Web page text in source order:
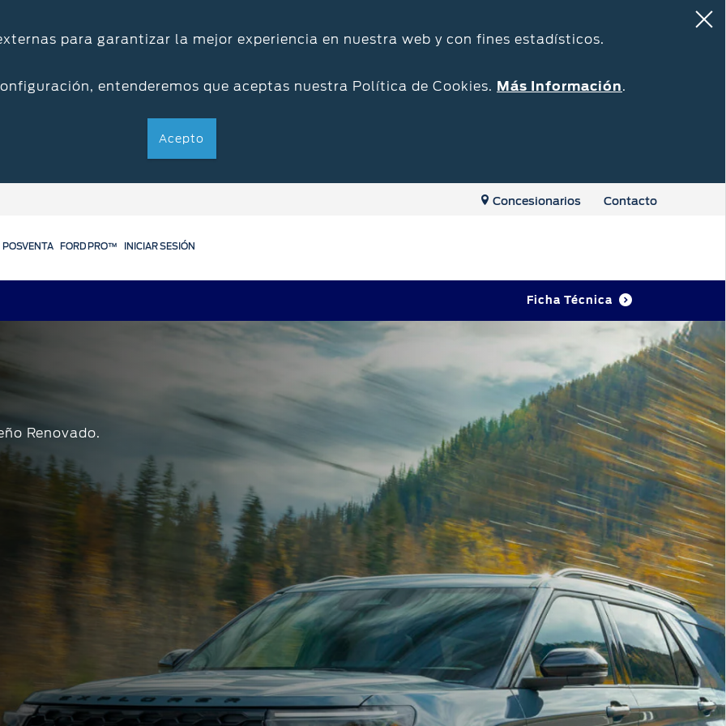
para garantizar la mejor experiencia en nuestra web y con fines estadísticos.
entenderemos que aceptas nuestra Política de Cookies. Más Información.
Acepto
Concesionarios Contacto
Servicios
Programa de mantenimiento
Ford Assistance
Repuestos y Accesorios
Accesorios
Repuestos Originales
POSVENTA FORD PRO™ INICIAR SESIÓN
Ficha Técnica
Renovado.